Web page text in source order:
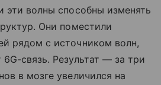
эти волны способны изменять
Они поместили
рядом с источником волн,
связь. Результат — за три
в мозге увеличился на